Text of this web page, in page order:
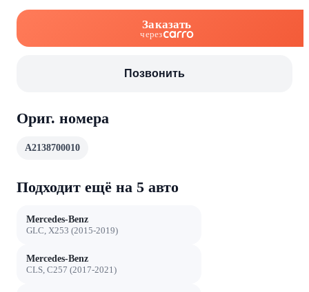
Заказать
через
Позвонить
Ориг. номера
A2138700010
Подходит ещё на 5 авто
Mercedes-Benz
GLC, X253 (2015-2019)
Mercedes-Benz
CLS, C257 (2017-2021)